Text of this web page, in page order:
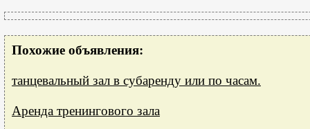
Похожие объявления:
танцевальный зал в субаренду или по часам.
Аренда тренингового зала